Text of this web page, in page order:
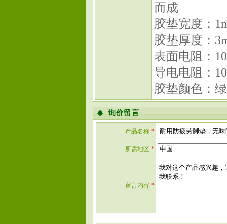
而成
胶垫宽度：
胶垫厚度：
表面电阻：
导电电阻：
胶垫颜色：
◆ 询价留言
产品名称*
所需地区 *
留言内容 *